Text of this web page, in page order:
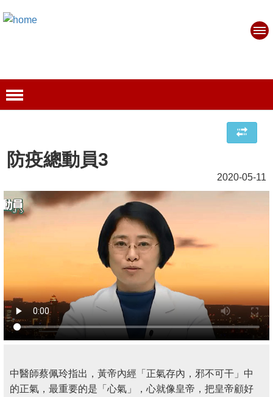
防疫總動員3
2020-05-11
中醫師蔡佩玲指出，黃帝內經「正氣存內，邪不可干」中
的正氣，最重要的是「心氣」，心就像皇帝，把皇帝顧好